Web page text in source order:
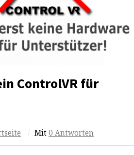
ControlVR für
/ Mit0 Antworten